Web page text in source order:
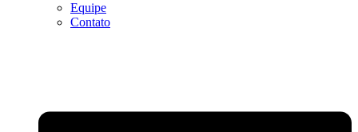
Equipe
Contato